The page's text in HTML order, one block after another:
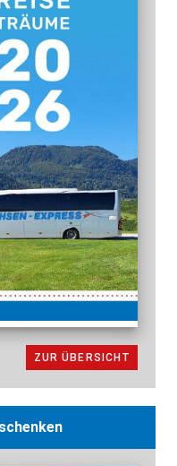
ZUR ÜBERSICHT